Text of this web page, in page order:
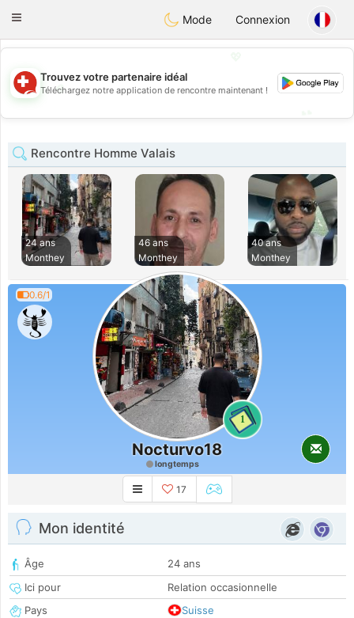
Suissi
Toggle
Mode Connexion
💖
💕
Trouvez votre partenaire idéal
Téléchargez notre application de rencontre maintenant !
Rencontre Homme Valais
24 ans
Monthey
46 ans
Monthey
40 ans
Monthey
0.6/1
1
Nocturvo18
longtemps
17
Mon identité
Âge
24 ans
Ici pour
Relation occasionnelle
Pays
Suisse